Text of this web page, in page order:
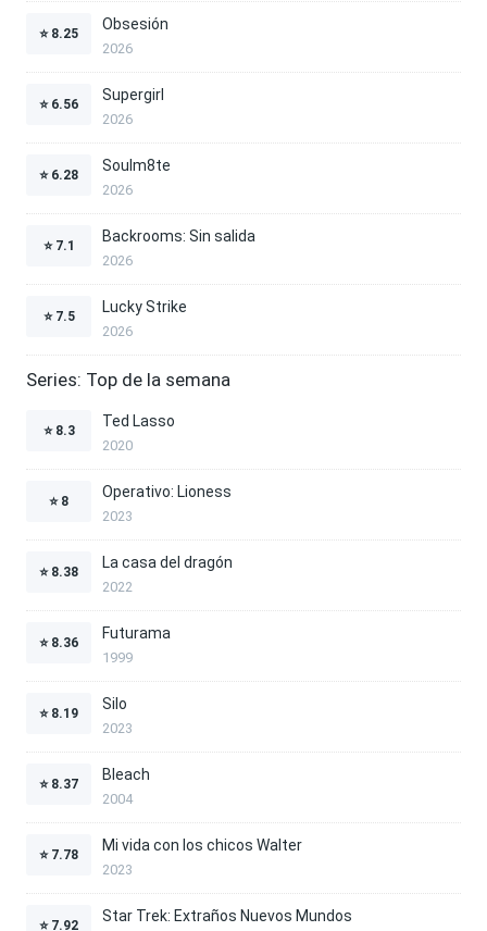
⭐ 8.25
Obsesión
2026
⭐ 6.56
Supergirl
2026
⭐ 6.28
Soulm8te
2026
⭐ 7.1
Backrooms: Sin salida
2026
⭐ 7.5
Lucky Strike
2026
Series: Top de la semana
⭐ 8.3
Ted Lasso
2020
⭐ 8
Operativo: Lioness
2023
⭐ 8.38
La casa del dragón
2022
⭐ 8.36
Futurama
1999
⭐ 8.19
Silo
2023
⭐ 8.37
Bleach
2004
⭐ 7.78
Mi vida con los chicos Walter
2023
⭐ 7.92
Star Trek: Extraños Nuevos Mundos